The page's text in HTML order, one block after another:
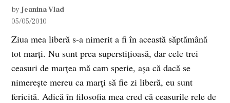
by Jeanina Vlad
05/05/2010
Ziua mea liberă s-a nimerit a fi în această săptămână
tot marţi. Nu sunt prea superstiţioasă, dar cele trei
ceasuri de marţea mă cam sperie, aşa că dacă se
nimereşte mereu ca marţi să fie zi liberă, eu sunt
fericită. Adică în filosofia mea cred că ceasurile rele de